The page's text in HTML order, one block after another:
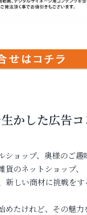
かした広告
ショップ、奥様のご趣
のネットショップ、
新しい商材に挑戦をす
めたけれど、その魅力